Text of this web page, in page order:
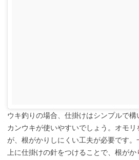
ウキ釣りの場合、仕掛けはシンプルで構
カンウキが使いやすいでしょう。オモ
が、根がかりしにくい工夫が必要です
上に仕掛けの針をつけることで、根がか